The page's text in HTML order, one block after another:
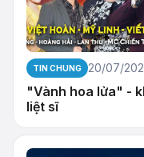
TIN CHUNG 20/07/
"Vành hoa lửa" -
liệt sĩ